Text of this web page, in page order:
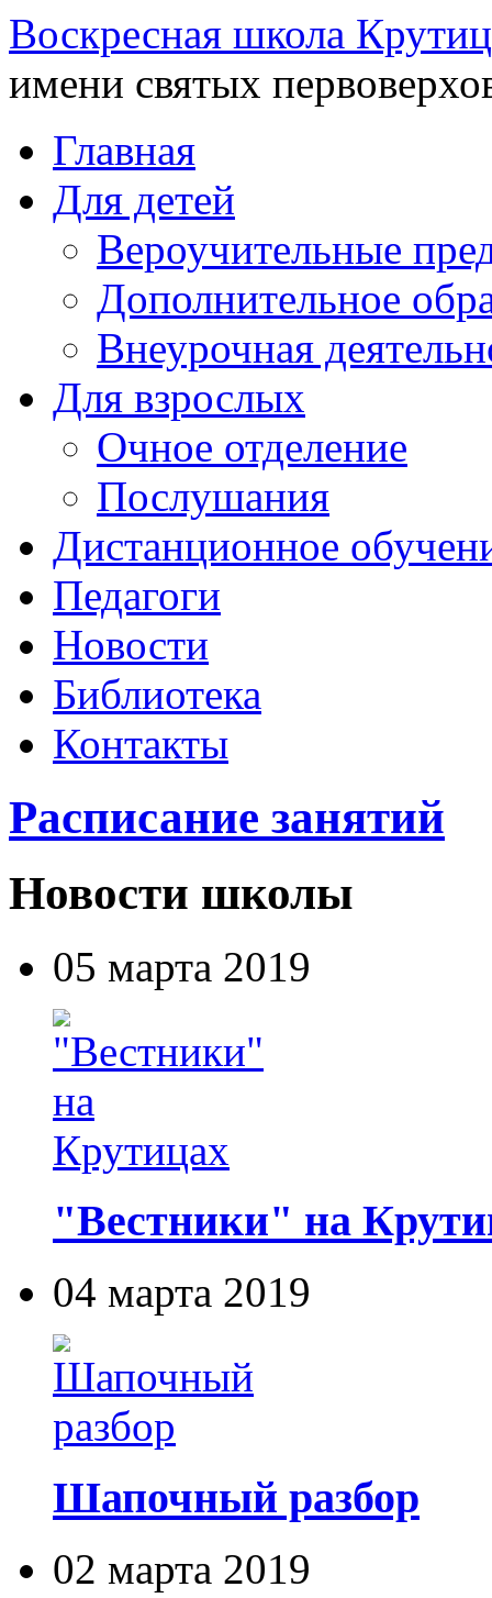
Воскресная школа
имени святых
Главная
Для детей
Вероучительные
Дополнительное
Внеурочная
Для взрослых
Очное отделение
Послушания
Дистанционное
Педагоги
Новости
Библиотека
Контакты
Расписание занятий
Новости школы
05 марта 2019
"Вестники" на
04 марта 2019
Шапочный разбор
02 марта 2019